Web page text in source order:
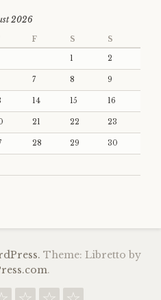
2026
F S S
1 2
7 8 9
14 15 16
21 22 23
28 29 30
Theme: Libretto by
.